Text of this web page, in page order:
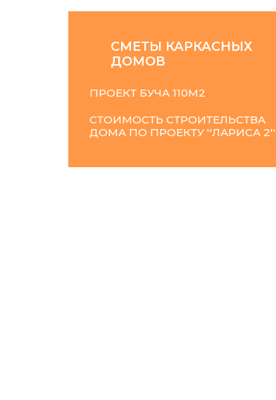
СМЕТЫ КАРКАСНЫХ
ДОМОВ
ПРОЕКТ БУЧА 110М2
СТОИМОСТЬ СТРОИТЕЛЬСТВА
ДОМА ПО ПРОЕКТУ ''ЛАРИСА 2''